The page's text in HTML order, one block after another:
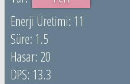
11
1.5
20
13.3